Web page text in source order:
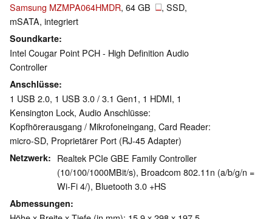
Samsung MZMPA064HMDR, 64 GB
, SSD,
mSATA, integriert
Soundkarte
Intel Cougar Point PCH - High Definition Audio
Controller
Anschlüsse
1 USB 2.0, 1 USB 3.0 / 3.1 Gen1, 1 HDMI, 1
Kensington Lock, Audio Anschlüsse:
Kopfhörerausgang / Mikrofoneingang, Card Reader:
micro-SD, Proprietärer Port (RJ-45 Adapter)
Netzwerk
Realtek PCIe GBE Family Controller
(10/100/1000MBit/s), Broadcom 802.11n (a/b/g/n =
Wi-Fi 4/), Bluetooth 3.0 +HS
Abmessungen